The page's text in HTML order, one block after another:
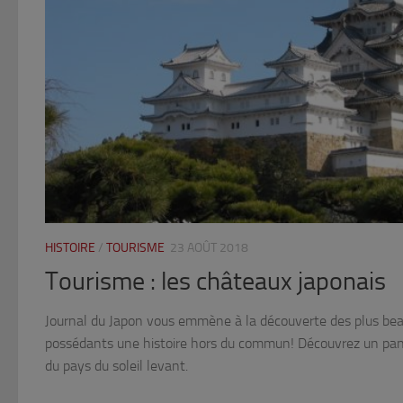
HISTOIRE / TOURISME 23 AOÛT 2018
Tourisme : les châteaux japonais
Journal du Japon vous emmène à la découverte des plus
possédants une histoire hors du commun! Découvrez un
du pays du soleil levant.